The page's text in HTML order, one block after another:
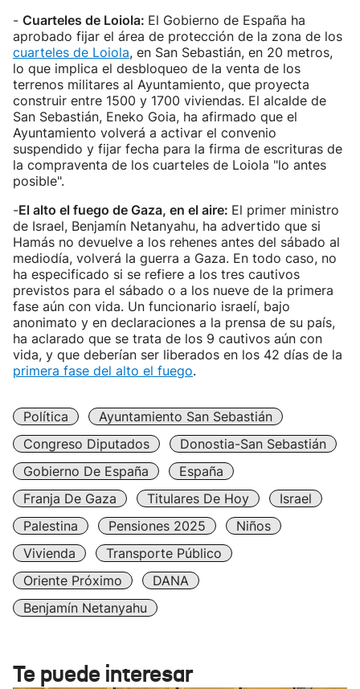
- Cuarteles de Loiola: El Gobierno de España ha
aprobado fijar el área de protección de la zona de los
cuarteles de Loiola, en San Sebastián, en 20 metros,
lo que implica el desbloqueo de la venta de los
terrenos militares al Ayuntamiento, que proyecta
construir entre 1500 y 1700 viviendas. El alcalde de
San Sebastián, Eneko Goia, ha afirmado que el
Ayuntamiento volverá a activar el convenio
suspendido y fijar fecha para la firma de escrituras de
la compraventa de los cuarteles de Loiola "lo antes
posible".
-El alto el fuego de Gaza, en el aire: El primer ministro
de Israel, Benjamín Netanyahu, ha advertido que si
Hamás no devuelve a los rehenes antes del sábado al
mediodía, volverá la guerra a Gaza. En todo caso, no
ha especificado si se refiere a los tres cautivos
previstos para el sábado o a los nueve de la primera
fase aún con vida. Un funcionario israelí, bajo
anonimato y en declaraciones a la prensa de su país,
ha aclarado que se trata de los 9 cautivos aún con
vida, y que deberían ser liberados en los 42 días de la
primera fase del alto el fuego.
Política
Ayuntamiento San Sebastián
Congreso Diputados
Donostia-San Sebastián
Gobierno De España
España
Franja De Gaza
Titulares De Hoy
Israel
Palestina
Pensiones 2025
Niños
Vivienda
Transporte Público
Oriente Próximo
DANA
Benjamín Netanyahu
Te puede interesar